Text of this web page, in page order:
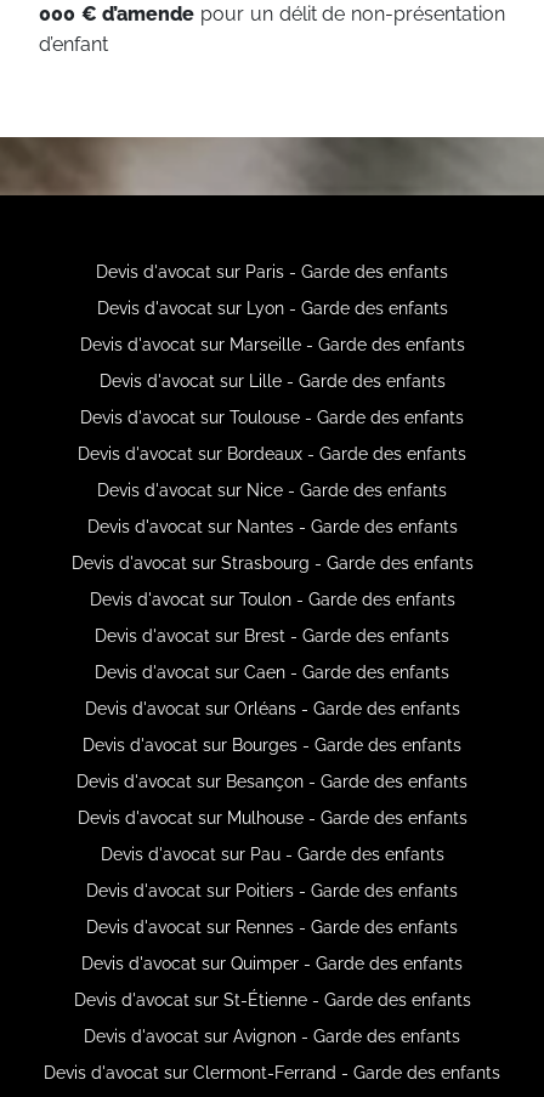
000 € d’amende pour un délit de non-présentation
d’enfant
Devis d'avocat sur Paris - Garde des enfants
Devis d'avocat sur Lyon - Garde des enfants
Devis d'avocat sur Marseille - Garde des enfants
Devis d'avocat sur Lille - Garde des enfants
Devis d'avocat sur Toulouse - Garde des enfants
Devis d'avocat sur Bordeaux - Garde des enfants
Devis d'avocat sur Nice - Garde des enfants
Devis d'avocat sur Nantes - Garde des enfants
Devis d'avocat sur Strasbourg - Garde des enfants
Devis d'avocat sur Toulon - Garde des enfants
Devis d'avocat sur Brest - Garde des enfants
Devis d'avocat sur Caen - Garde des enfants
Devis d'avocat sur Orléans - Garde des enfants
Devis d'avocat sur Bourges - Garde des enfants
Devis d'avocat sur Besançon - Garde des enfants
Devis d'avocat sur Mulhouse - Garde des enfants
Devis d'avocat sur Pau - Garde des enfants
Devis d'avocat sur Poitiers - Garde des enfants
Devis d'avocat sur Rennes - Garde des enfants
Devis d'avocat sur Quimper - Garde des enfants
Devis d'avocat sur St-Étienne - Garde des enfants
Devis d'avocat sur Avignon - Garde des enfants
Devis d'avocat sur Clermont-Ferrand - Garde des enfants